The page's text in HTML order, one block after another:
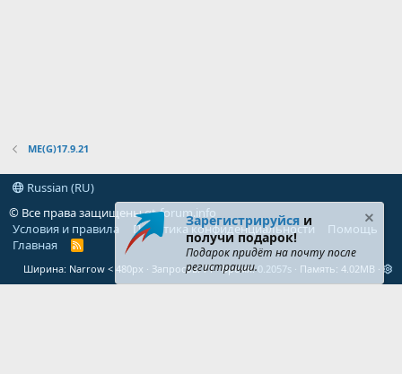
ME(G)17.9.21
Russian (RU)
© Все права защищеныgt-forum.info
Условия и правила
Политика конфиденциальности
Помощь
Главная
R
S
Ширина Запросов 71 Время 0.2057s Память 4.02MB
Зарегистрируйся и
получи подарок!
Подарок придёт на почту после
регистрации.